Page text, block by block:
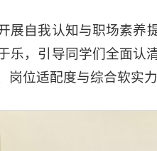
展自我认知与职场素
乐，引导同学们全面
位适配度与综合软实力